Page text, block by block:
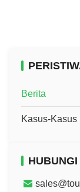
Berita
Kasus-Kasus